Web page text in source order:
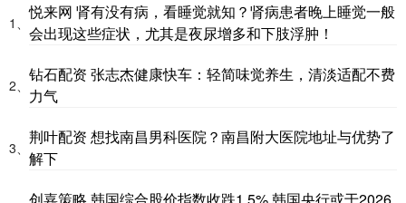
1、
悦来网 肾有没有病，看睡觉就知？肾病患者晚上睡觉一般
会出现这些症状，尤其是夜尿增多和下肢浮肿！
2、
钻石配资 张志杰健康快车：轻简味觉养生，清淡适配不费
力气
3、
荆叶配资 想找南昌男科医院？南昌附大医院地址与优势了
解下